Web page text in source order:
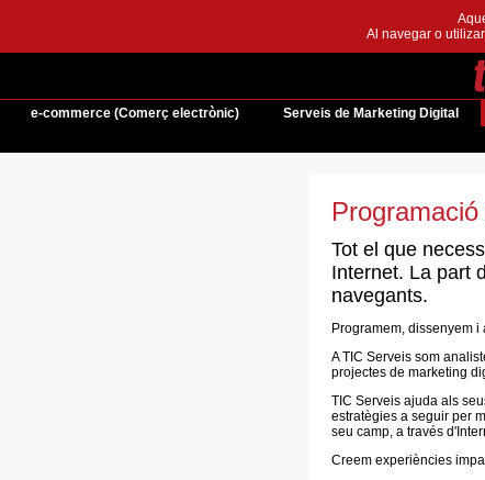
Al navegar o
e-commerce (Comerç electrònic) Serveis de Marketing Digital
Tot el que
Internet. La part
navegants.
Programem, dissenyem
A TIC Serveis som
projectes de marketing
TIC Serveis ajuda als
estratègies a seguir per
seu camp, a través
Creem experiències